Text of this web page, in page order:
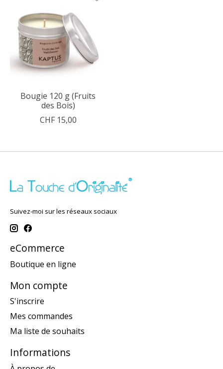
Bougie 120 g (Fruits
des Bois)
CHF 15,00
Suivez-moi sur les réseaux sociaux
eCommerce
Boutique en ligne
Mon compte
S'inscrire
Mes commandes
Ma liste de souhaits
Informations